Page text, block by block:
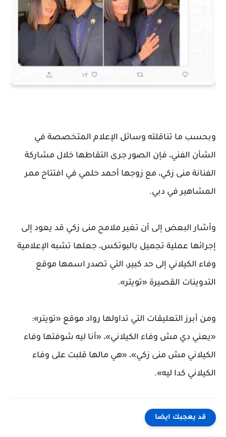
وبحسب ما تناقلته وسائل الإعلام المتخصصة في
الشأن الفني، فإن الصور جرى التقاطها خلال مشاركة
الفنانة منى زكي، مع زوجها أحمد حلمي في افتتاح ممر
المشاهير في دبي.
وأشار البعض إلى أن تغير ملامح منى زكي قد يعود إلى
إجرائها عملية تجميل بالبوتكس، جعلها تشبه الإعلامية
وفاء الكيلاني إلى حد كبير، التي تصدر اسمها موقع
التدوينات القصيرة «تويتر».
ومن أبرز التعليقات التي تداولها رواد موقع «تويتر»:
«يعني دي مش وفاء الكيلاني»، «أنا ليه شوفتها وفاء
الكيلاني مش منى زكي»، «هي مالها قلبت على وفاء
الكيلاني كدا ليه».
قد يعجبك ايضا